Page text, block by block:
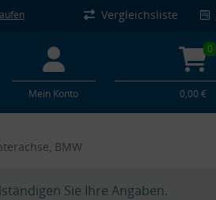
Vergleichsliste
Mein Konto
0
0,00 €
BMW
Sie Ihre Angaben.